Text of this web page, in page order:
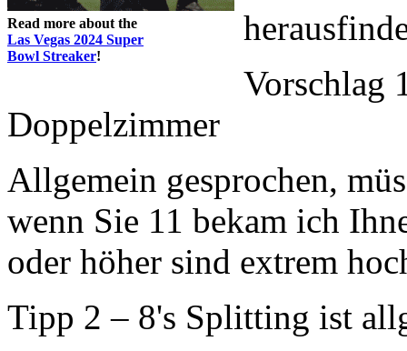
Read more about the
Las Vegas 2024 Super
Bowl Streaker!
Vorschlag
Doppelzimmer
Allgemein gesprochen,
wenn Sie 11 bekam ich
oder höher sind extrem
Tipp 2 – 8's Splitting ist